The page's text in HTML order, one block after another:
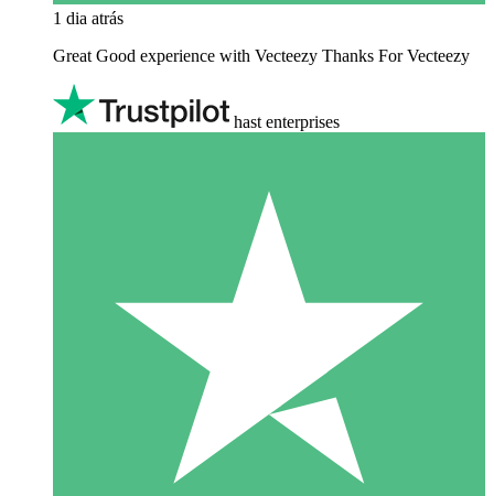
1 dia atrás
Great Good experience with Vecteezy Thanks For Vecteezy
hast enterprises